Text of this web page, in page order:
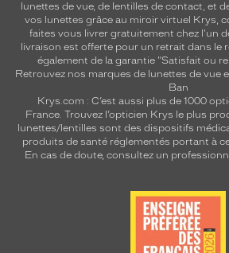
lunettes de vue, de lentilles de contact, et
vos lunettes grâce au miroir virtuel Krys,
faites vous livrer gratuitement chez l'un
livraison est offerte pour un retrait dans le
également de la garantie "Satisfait ou
Retrouvez nos marques de lunettes de vue
Ban
Krys.com : C’est aussi plus de 1000
France. Trouvez l’opticien Krys le plus
lunettes/lentilles sont des dispositifs
produits de santé réglementés portant à
En cas de doute, consultez un